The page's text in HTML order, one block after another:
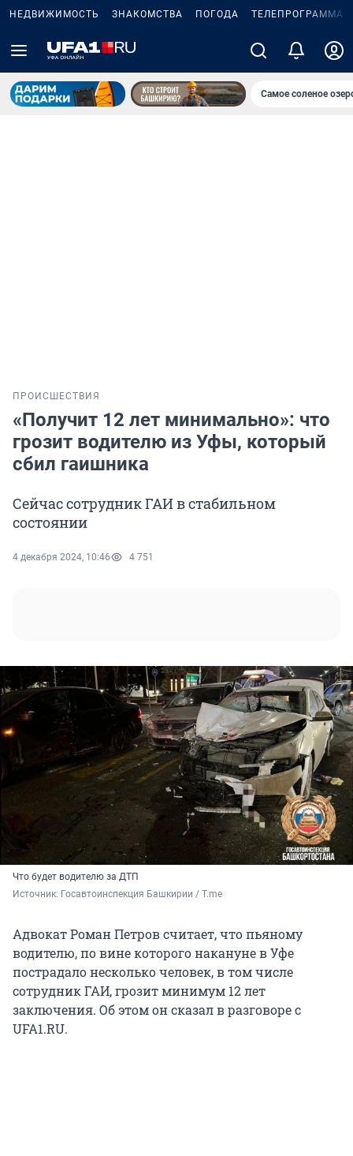
НЕДВИЖИМОСТЬ ЗНАКОМСТВА ПОГОДА ТЕЛЕПРОГРАММА
Самое соленое
ПРОИСШЕСТВИЯ
«Получит 12 лет минимально»: что
грозит водителю из Уфы, который
сбил гаишника
Сейчас сотрудник ГАИ в стабильном
состоянии
4 декабря 2024, 10:46 4 751
Что будет водителю за ДТП
Источник: Госавтоинспекция Башкирии / T.me
Адвокат Роман Петров считает, что пьяному
водителю, по вине которого накануне в Уфе
пострадало несколько человек, в том числе
сотрудник ГАИ, грозит минимум 12 лет
заключения. Об этом он сказал в разговоре с
UFA1.RU.